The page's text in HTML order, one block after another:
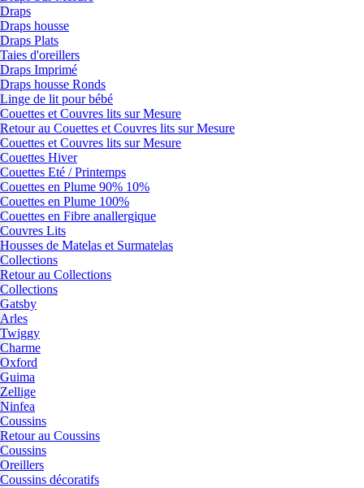
Draps
Draps housse
Draps Plats
Taies d'oreillers
Draps Imprimé
Draps housse Ronds
Linge de lit pour bébé
Couettes et Couvres lits sur Mesure
Retour au Couettes et Couvres lits sur Mesure
Couettes et Couvres lits sur Mesure
Couettes Hiver
Couettes Eté / Printemps
Couettes en Plume 90% 10%
Couettes en Plume 100%
Couettes en Fibre anallergique
Couvres Lits
Housses de Matelas et Surmatelas
Collections
Retour au Collections
Collections
Gatsby
Arles
Twiggy
Charme
Oxford
Guima
Zellige
Ninfea
Coussins
Retour au Coussins
Coussins
Oreillers
Coussins décoratifs